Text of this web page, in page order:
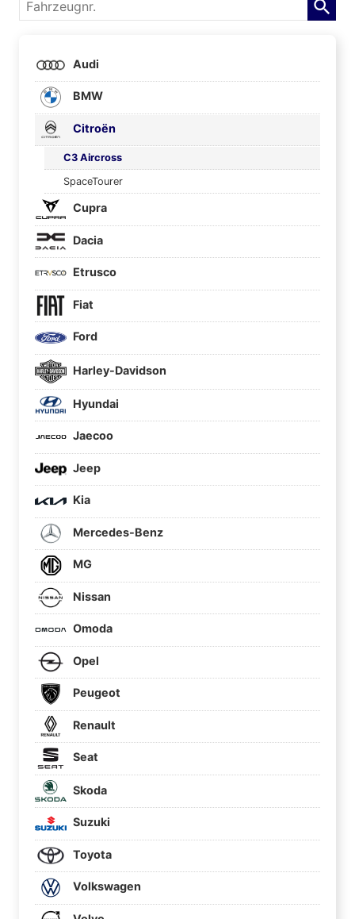
Audi
BMW
Citroën
C3 Aircross
SpaceTourer
Cupra
Dacia
Etrusco
Fiat
Ford
Harley-Davidson
Hyundai
Jaecoo
Jeep
Kia
Mercedes-Benz
MG
Nissan
Omoda
Opel
Peugeot
Renault
Seat
Skoda
Suzuki
Toyota
Volkswagen